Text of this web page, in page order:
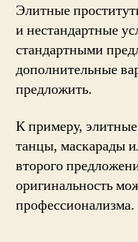
Элитные
и нестандартные
стандартными
дополнительные
предложить.
К примеру,
танцы, маскарады
второго
оригинальность
профессионализма.